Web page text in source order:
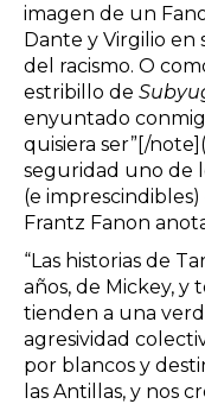
imagen de un
Dante y Virgilio
del racismo. O
estribillo de
enyuntado
quisiera ser”[/
seguridad uno de
(e
Frantz Fanon
“Las historias de
años, de Mickey, y
tienden a una
agresividad
por blancos y
las Antillas, y nos